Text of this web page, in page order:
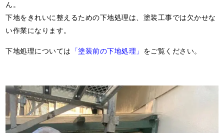
ん。
下地をきれいに整えるための下地処理は、塗装工事では欠かせな
い作業になります。
下地処理については 「塗装前の下地処理」 をご覧ください。